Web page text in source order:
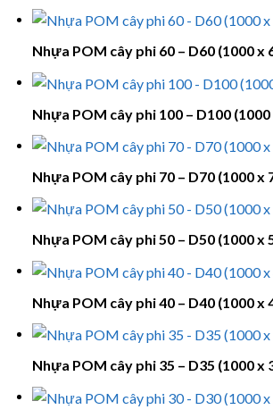
Nhựa POM cây phi 60 – D60 (1000 x
Nhựa POM cây phi 100 – D100 (1000
Nhựa POM cây phi 70 – D70 (1000 x
Nhựa POM cây phi 50 – D50 (1000 x
Nhựa POM cây phi 40 – D40 (1000 x
Nhựa POM cây phi 35 – D35 (1000 x